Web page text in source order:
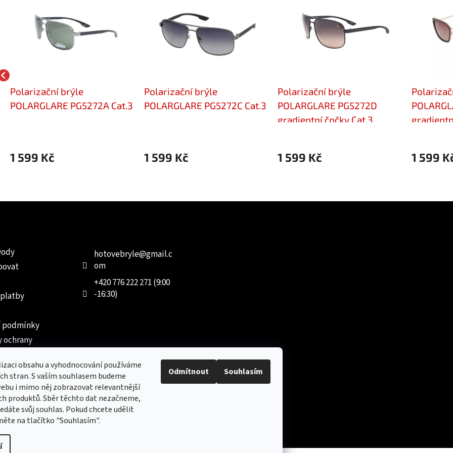
obsahu a vyhodnocování používáme
stran. S vaším souhlasem budeme
i mimo něj zobrazovat relevantnější
produktů. Sběr těchto dat nezačneme,
svůj souhlas. Pokud chcete udělit
na tlačítko "Souhlasím".
Odmítnout Souhlasím
Polarizační brýle
POLARGLARE PG5272A Cat.3
1 599 Kč
Polarizační brýle
POLARGLARE PG5272C Cat.3
1 599 Kč
Polarizační brýle
POLARGLARE PG5272D
gradientní čočky Cat.3
1 599 Kč 1 599
podmínky
ochrany
hotovebryle@gmail.c
om
+420 776 222 271 (9:00
-16:30)
obchod s batohy, cestovními zavazadly, tašky a peněženky